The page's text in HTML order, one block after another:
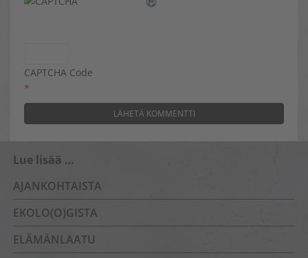
CAPTCHA Code
*
Lue lisää …
AJANKOHTAISTA
EKOLO(O)GISTA
ELÄMÄNLAATU